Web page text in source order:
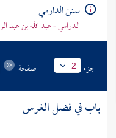
سنن الدارمي
الدرامي - عبد الله بن عبد
جزء 2 صفحة
باب في فضل الغرس